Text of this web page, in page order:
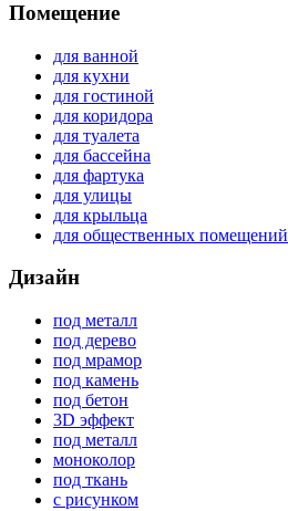
Помещение
для ванной
для кухни
для гостиной
для коридора
для туалета
для бассейна
для фартука
для улицы
для крыльца
для общественных помещений
Дизайн
под металл
под дерево
под мрамор
под камень
под бетон
3D эффект
под металл
моноколор
под ткань
с рисунком